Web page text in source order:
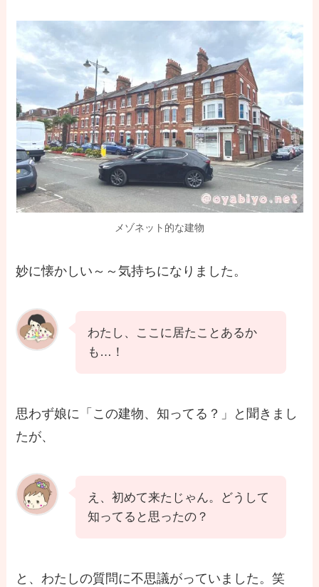
メゾネット的な建物
妙に懐かしい～～気持ちになりました。
わたし、ここに居たことあるか
も…！
思わず娘に「この建物、知ってる？」と聞きまし
たが、
え、初めて来たじゃん。どうして
知ってると思ったの？
と、わたしの質問に不思議がっていました。笑